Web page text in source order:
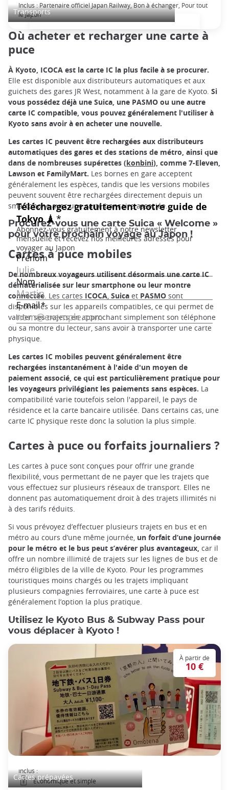
Transports
Inclus : Partenaire officiel Japan Railway, Bon à échanger, Pour tout
le Japon
Où acheter et recharger une carte à
puce
À Kyoto, ICOCA est la carte IC la plus facile à se procurer.
Elle est disponible aux distributeurs automatiques et aux
guichets des gares JR West, notamment à la gare de Kyoto. Si
vous possédez déjà une Suica, une PASMO ou une autre
carte IC compatible, vous pouvez généralement l'utiliser à
Kyoto sans avoir à en acheter une nouvelle.
Les cartes IC peuvent être rechargées aux distributeurs
automatiques des gares et des stations de métro, ainsi que
dans de nombreuses supérettes (konbini), comme 7-Eleven,
Lawson et FamilyMart. Les bornes en gare acceptent
généralement les espèces, tandis que les versions mobiles
peuvent souvent être rechargées directement depuis un
smartphone avec une carte bancaire associée.
Procurez-vous une carte Suica « Welcome »
pour votre prochain voyage au Japon !
Cartes à puce mobiles
De nombreux voyageurs utilisent désormais une carte IC
dématérialisée sur leur smartphone ou leur montre
connectée. Les cartes ICOCA, Suica et PASMO sont
disponibles sur les appareils compatibles, ce qui permet de
valider ses trajets en approchant simplement son téléphone
ou sa montre du lecteur, sans avoir à transporter une carte
physique.
Les cartes IC mobiles peuvent généralement être
rechargées instantanément à l'aide d'un moyen de
paiement associé, ce qui est particulièrement pratique pour
les voyageurs privilégiant les paiements sans espèces. La
compatibilité varie toutefois selon l'appareil, le pays de
résidence et la carte bancaire utilisée. Dans certains cas, une
carte IC physique reste donc la solution la plus simple.
Cartes à puce ou forfaits journaliers ?
Les cartes à puce sont conçues pour offrir une grande
flexibilité, vous permettant de ne payer que les trajets que
vous effectuez sur plusieurs réseaux de transport. Elles ne
donnent pas automatiquement droit à des trajets illimités ni
à des tarifs réduits.
Si vous prévoyez d’effectuer plusieurs trajets en bus et en
métro au cours d’une même journée, un forfait d’une journée
pour le métro et le bus peut s’avérer plus avantageux, car il
offre un nombre illimité de trajets sur les lignes de bus et de
métro éligibles de la ville de Kyoto. Pour les programmes
touristiques moins chargés ou les trajets impliquant
plusieurs compagnies ferroviaires, une carte à puce est
généralement l’option la plus pratique.
Utilisez le Kyoto Bus & Subway Pass pour
vous déplacer à Kyoto !
Cartes prépayées
À partir de
10 €
Inclus :
Économique et simple